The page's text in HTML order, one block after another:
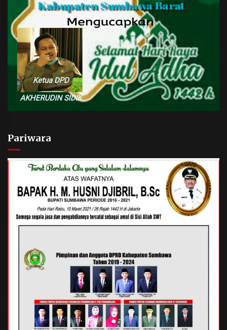
Pariwara